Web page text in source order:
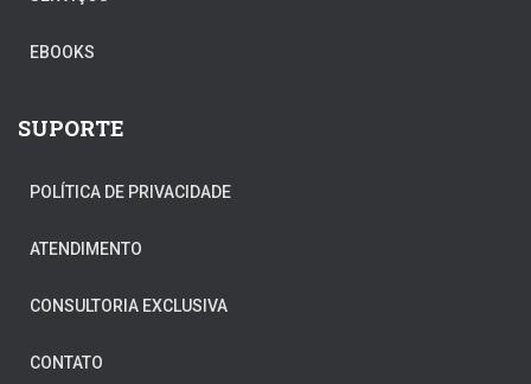
EBOOKS
SUPORTE
POLÍTICA DE PRIVACIDADE
ATENDIMENTO
CONSULTORIA EXCLUSIVA
CONTATO